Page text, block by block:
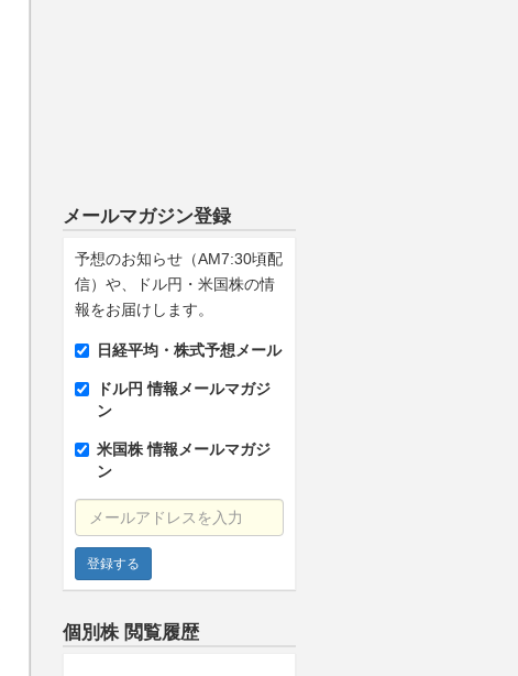
メールマガジン登録
予想のお知らせ（AM7:30頃配
信）や、ドル円・米国株の情
報をお届けします。
日経平均・株式予想メール
ドル円 情報メールマガジ
ン
米国株 情報メールマガジ
ン
メールアドレスを入力
個別株 閲覧履歴